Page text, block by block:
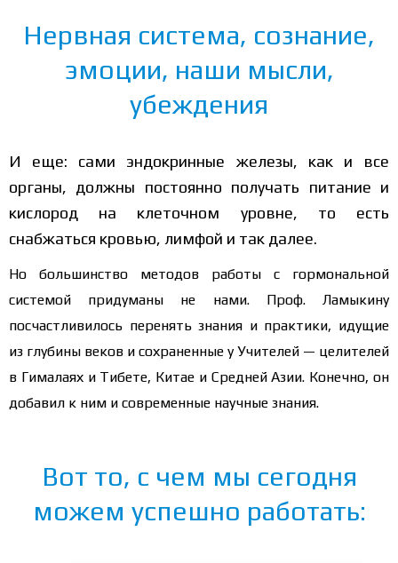
Нервная система, сознание,
эмоции, наши мысли,
убеждения
И еще: сами эндокринные железы, как и все
органы, должны постоянно получать питание и
кислород на клеточном уровне, то есть
снабжаться кровью, лимфой и так далее.
Но большинство методов работы с гормональной
системой придуманы не нами. Проф. Ламыкину
посчастливилось перенять знания и практики, идущие
из глубины веков и сохраненные у Учителей — целителей
в Гималаях и Тибете, Китае и Средней Азии. Конечно, он
добавил к ним и современные научные знания.
Вот то, с чем мы сегодня
можем успешно работать: